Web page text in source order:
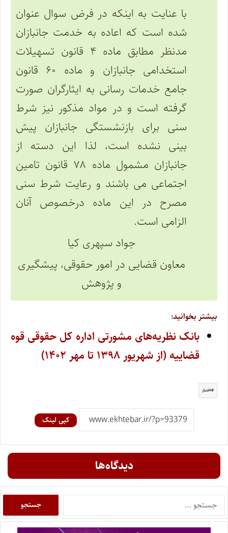
با عنایت به اینکه در فرض سوال عنوان
شده است که اعاده به خدمت جانبازان
مدنظر مطابق ماده ۴ قانون تسهیلات
استخدامی جانبازان و ماده ۶۰ قانون
جامع خدمات رسانی به ایثارگران صورت
گرفته است و در مواد مذکور نیز شرط
سنی برای بازنشستگی جانبازان پیش
بینی نشده است، لذا این دسته از
جانبازان مشمول ماده ۷۸ قانون تامین
اجتماعی می باشند و رعایت شرط سنی
مصرح در این ماده درخصوص آنان
الزامی است.
جواد سپهری کیا
معاون قضایی در امور حقوقی، پیشگیری
و پژوهش
بیشتر بخوانید:
بانک نظریه‌های مشورتی اداره کل حقوقی قوه
قضاییه (از شهریور ۱۳۹۸ تا مهر ۱۴۰۲)
اختبار
کپی لینک
دیدگاه‌ها